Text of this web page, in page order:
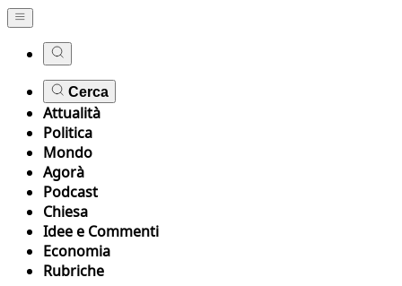
Cerca
Attualità
Politica
Mondo
Agorà
Podcast
Chiesa
Idee e Commenti
Economia
Rubriche